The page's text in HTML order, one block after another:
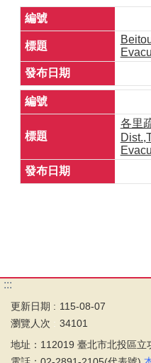
各里
:::
更新日期
115-08-07
瀏覽人次
34101
地址：112019 臺北市北投區立